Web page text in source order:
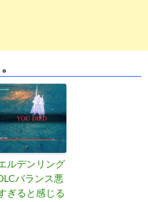
ルデンリング
バランス悪
ぎると感じる